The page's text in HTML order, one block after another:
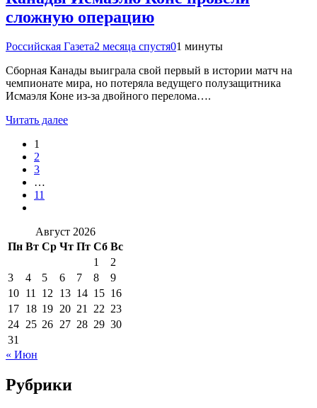
сложную операцию
Российская Газета2 месяца спустя01 минуты
Сборная Канады выиграла свой первый в истории матч на
чемпионате мира, но потеряла ведущего полузащитника
Исмаэля Коне из-за двойного перелома….
Читать далее
1
2
3
…
11
Август 2026
Пн Вт Ср Чт Пт Сб Вс
1
2
3
4 5 6 7 8
9
10 11 12 13 14 15 16
17 18 19 20 21 22 23
24 25 26 27 28 29 30
31
« Июн
Рубрики